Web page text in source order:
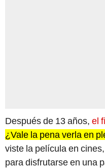
Después de 13 años, el
¿Vale la pena verla en
viste la película en
para disfrutarse en una